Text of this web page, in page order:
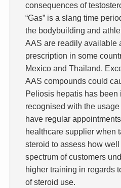
consequences of
“Gas” is a slang time
the bodybuilding and
AAS are readily available
prescription in some
Mexico and Thailand.
AAS compounds could
Peliosis hepatis has been
recognised with the
have regular
healthcare supplier when
steroid to assess how
spectrum of customers
higher training in regards
of steroid use.